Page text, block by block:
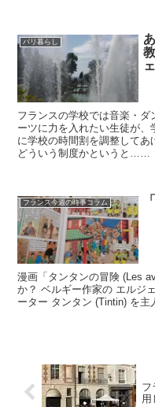
パリ暮らし
フランスの学校では音楽・
ーツに力を入れたい生徒が、
に学校の時間割を調整してあ
どういう制度かというと……
フランス今週の時事コラム
漫画「タンタンの冒険 (Les
か？ ベルギー作家の エルジ
ーター タンタン (Tintin) を主
フ
用